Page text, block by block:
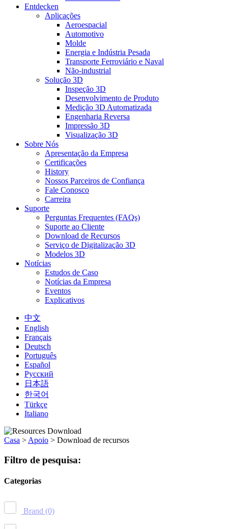
Entdecken
Aplicações
Aeroespacial
Automotivo
Molde
Energia e Indústria Pesada
Transporte Ferroviário e Naval
Não-industrial
Solução 3D
Inspeção 3D
Desenvolvimento de Produto
Medição 3D Automatizada
Engenharia Reversa
Impressão 3D
Visualização 3D
Sobre Nós
Apresentação da Empresa
Certificações
History
Nossos Parceiros de Confiança
Fale Conosco
Carreira
Suporte
Perguntas Frequentes (FAQs)
Suporte ao Cliente
Download de Recursos
Serviço de Digitalização 3D
Modelos 3D
Notícias
Estudos de Caso
Notícias da Empresa
Eventos
Explicativos
中文
English
Français
Deutsch
Português
Español
Русский
日本語
한국어
Türkçe
Italiano
Casa > Apoio > Download de recursos
Filtro de pesquisa:
Categorias
Brand (0)